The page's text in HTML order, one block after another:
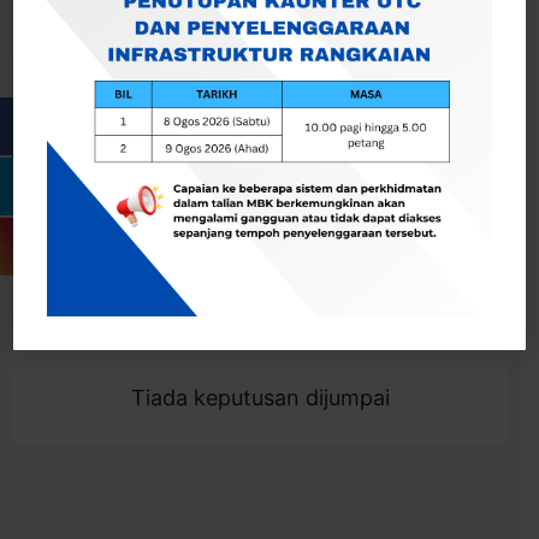
Togol Penapis
Showing 0 result
Tiada keputusan dijumpai